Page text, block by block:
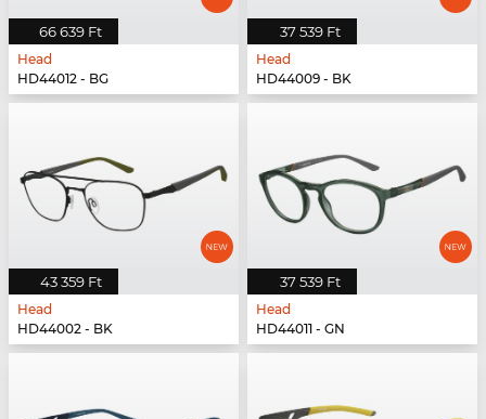
66 639 Ft
Head
HD44012 - BG
37 539 Ft
Head
HD44009 - BK
43 359 Ft
Head
HD44002 - BK
37 539 Ft
Head
HD44011 - GN